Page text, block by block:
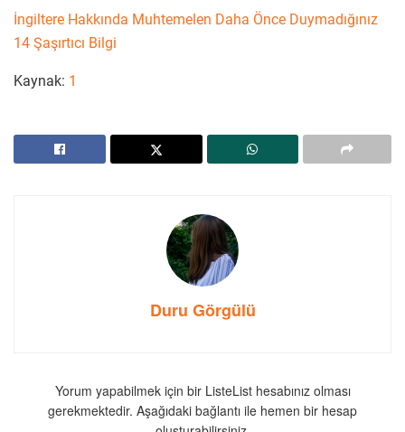
İngiltere Hakkında Muhtemelen Daha Önce Duymadığınız
14 Şaşırtıcı Bilgi
Kaynak: 1
Duru Görgülü
Yorum yapabilmek için bir ListeList hesabınız olması
gerekmektedir. Aşağıdaki bağlantı ile hemen bir hesap